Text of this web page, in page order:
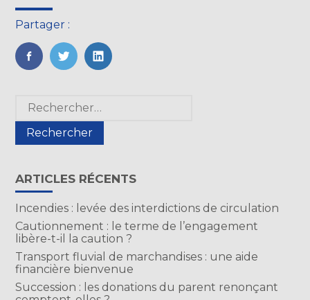
Partager :
FaceBook
TwitterLinkedIn
Blog
sidebar
Rechercher :
ARTICLES RÉCENTS
Incendies : levée des interdictions de circulation
Cautionnement : le terme de l’engagement
libère-t-il la caution ?
Transport fluvial de marchandises : une aide
financière bienvenue
Succession : les donations du parent renonçant